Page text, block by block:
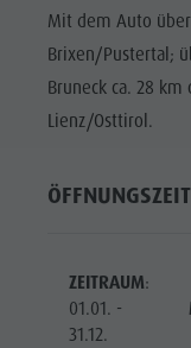
Mit dem Auto
Brixen/Pustertal;
Bruneck ca. 28
Lienz/Osttirol.
ZEITRAUM:
01.01. -
31.12.